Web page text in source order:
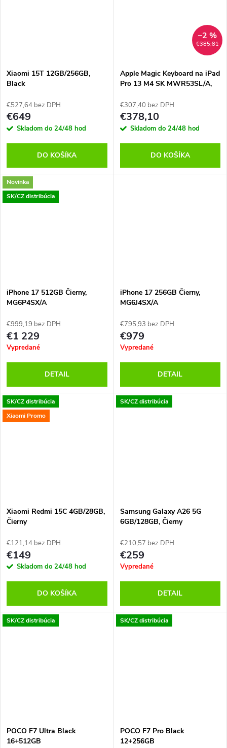
Xiaomi 15T 12GB/256GB,
Black
€527,64 bez DPH
€649
Skladom do 24/48 hod
DO KOŠÍKA
€385,81
–2 %
Apple Magic Keyboard na iPad
Pro 13 M4 SK MWR53SL/A,
€307,40 bez DPH
€378,10
Skladom do 24/48 hod
DO KOŠÍKA
Novinka
SK/CZ distribúcia
iPhone 17 512GB Čierny,
MG6P4SX/A
€999,19 bez DPH
€1 229
Vypredané
DETAIL
iPhone 17 256GB Čierny,
MG6J4SX/A
€795,93 bez DPH
€979
Vypredané
DETAIL
SK/CZ distribúcia
Xiaomi Promo
Xiaomi Redmi 15C 4GB/28GB,
Čierny
€121,14 bez DPH
€149
Skladom do 24/48 hod
DO KOŠÍKA
SK/CZ distribúcia
Samsung Galaxy A26 5G
6GB/128GB, Čierny
€210,57 bez DPH
€259
Vypredané
DETAIL
SK/CZ distribúcia
POCO F7 Ultra Black
16+512GB
SK/CZ distribúcia
POCO F7 Pro Black
12+256GB